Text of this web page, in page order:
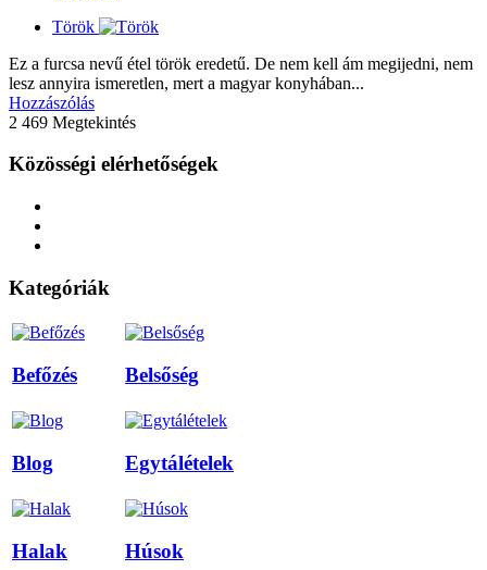
Török
Ez a furcsa nevű étel török eredetű. De nem kell ám megijedni, nem
lesz annyira ismeretlen, mert a magyar konyhában...
Hozzászólás
2 469 Megtekintés
Közösségi elérhetőségek
Kategóriák
Befőzés Belsőség
Blog Egytálételek
Halak Húsok